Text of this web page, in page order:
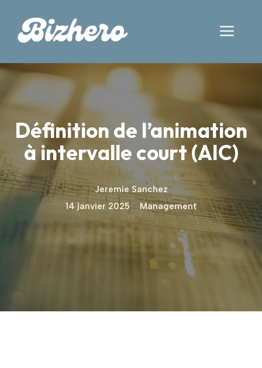
contenu
Définition de l’animation
à intervalle court (AIC)
Jeremie Sanchez
14 janvier 2025
Management